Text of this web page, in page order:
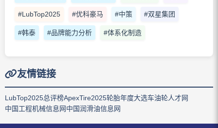
#LubTop2025 #优科豪马 #中策 #双星集团
#韩泰 #品牌能力分析 #体系化制造
友情链接
LubTop2025总评榜ApexTire2025轮胎年度大选车油轮人才网
中国工程机械信息网中国润滑油信息网